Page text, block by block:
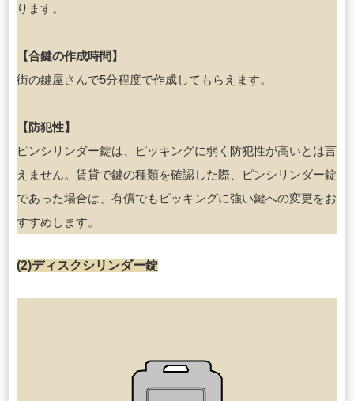
ります。
【合鍵の作成時間】
街の鍵屋さんで5分程度で作成してもらえます。
【防犯性】
ピンシリンダー錠は、ピッキングに弱く防犯性が高いとは言
えません。賃貸で鍵の種類を確認した際、ピンシリンダー錠
であった場合は、有償でもピッキングに強い鍵への変更をお
すすめします。
(2)ディスクシリンダー錠